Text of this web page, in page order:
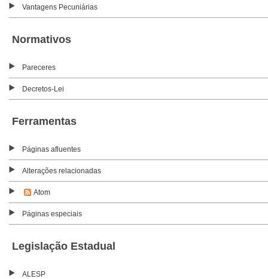
Vantagens Pecuniárias
Normativos
Pareceres
Decretos-Lei
Ferramentas
Páginas afluentes
Alterações relacionadas
Atom
Páginas especiais
Legislação Estadual
ALESP